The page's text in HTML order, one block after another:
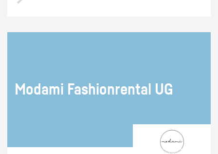
Mo­da­mi Fa­shion­ren­tal UG